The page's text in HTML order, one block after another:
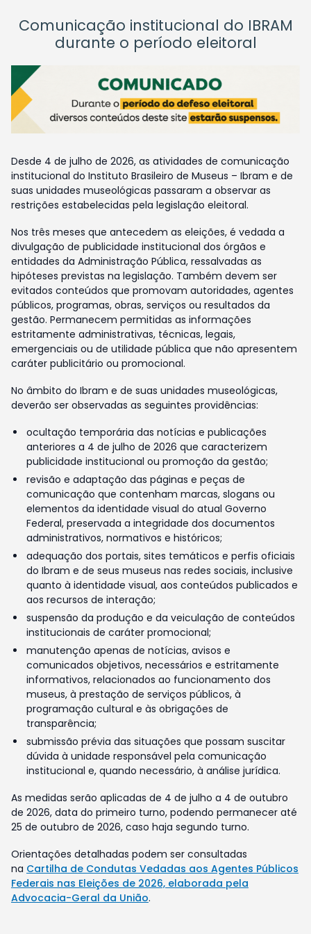
Comunicação institucional do IBRAM
durante o período eleitoral
Desde 4 de julho de 2026, as atividades de comunicação
institucional do Instituto Brasileiro de Museus – Ibram e de
suas unidades museológicas passaram a observar as
restrições estabelecidas pela legislação eleitoral.
Nos três meses que antecedem as eleições, é vedada a
divulgação de publicidade institucional dos órgãos e
entidades da Administração Pública, ressalvadas as
hipóteses previstas na legislação. Também devem ser
evitados conteúdos que promovam autoridades, agentes
públicos, programas, obras, serviços ou resultados da
gestão. Permanecem permitidas as informações
estritamente administrativas, técnicas, legais,
emergenciais ou de utilidade pública que não apresentem
caráter publicitário ou promocional.
No âmbito do Ibram e de suas unidades museológicas,
deverão ser observadas as seguintes providências:
ocultação temporária das notícias e publicações
anteriores a 4 de julho de 2026 que caracterizem
publicidade institucional ou promoção da gestão;
revisão e adaptação das páginas e peças de
comunicação que contenham marcas, slogans ou
elementos da identidade visual do atual Governo
Federal, preservada a integridade dos documentos
administrativos, normativos e históricos;
adequação dos portais, sites temáticos e perfis oficiais
do Ibram e de seus museus nas redes sociais, inclusive
quanto à identidade visual, aos conteúdos publicados e
aos recursos de interação;
suspensão da produção e da veiculação de conteúdos
institucionais de caráter promocional;
manutenção apenas de notícias, avisos e
comunicados objetivos, necessários e estritamente
informativos, relacionados ao funcionamento dos
museus, à prestação de serviços públicos, à
programação cultural e às obrigações de
transparência;
submissão prévia das situações que possam suscitar
dúvida à unidade responsável pela comunicação
institucional e, quando necessário, à análise jurídica.
As medidas serão aplicadas de 4 de julho a 4 de outubro
de 2026, data do primeiro turno, podendo permanecer até
25 de outubro de 2026, caso haja segundo turno.
Orientações detalhadas podem ser consultadas
na Cartilha de Condutas Vedadas aos Agentes Públicos
Federais nas Eleições de 2026, elaborada pela
Advocacia-Geral da União.